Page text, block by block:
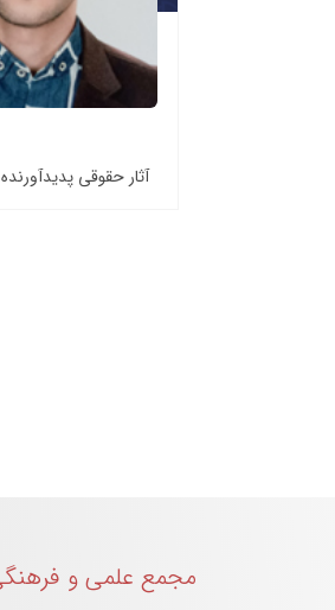
آثار حقوقی
مجمع علمی و